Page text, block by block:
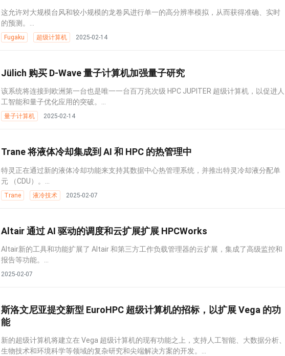
这允许对大规模台风和较小规模的龙卷风进行单一的高分辨率模拟，从而获得准确、实时
的预测。...
Fugaku 超级计算机 2025-02-14
Jülich 购买 D-Wave 量子计算机加强量子研究
该系统将连接到欧洲第一台也是唯一一台百万兆次级 HPC JUPITER 超级计算机，以促进人
工智能和量子优化应用的突破。...
量子计算机 2025-02-14
Trane 将液体冷却集成到 AI 和 HPC 的热管理中
特灵正在通过新的液体冷却功能来支持其数据中心热管理系统，并推出特灵冷却液分配单
元 （CDU）。...
Trane 液冷技术 2025-02-07
Altair 通过 AI 驱动的调度和云扩展扩展 HPCWorks
Altair新的工具和功能扩展了 Altair 和第三方工作负载管理器的云扩展，集成了高级监控和
报告等功能。...
2025-02-07
斯洛文尼亚提交新型 EuroHPC 超级计算机的招标，以扩展 Vega 的功
能
新的超级计算机将建立在 Vega 超级计算机的现有功能之上，支持人工智能、大数据分析、
生物技术和环境科学等领域的复杂研究和尖端解决方案的开发。...